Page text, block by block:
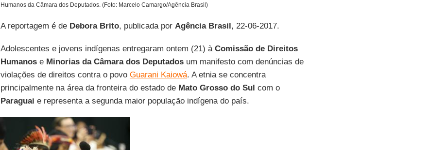
Humanos da Câmara dos Deputados. (Foto: Marcelo Camargo/Agência Brasil)
A reportagem é de Debora Brito, publicada por Agência Brasil, 22-06-2017.
Adolescentes e jovens indígenas entregaram ontem (21) à Comissão de Direitos
Humanose Minorias da Câmara dos Deputadosum manifesto com denúncias de
violações de direitos contra o povo Guarani Kaiowá. A etnia se concentra
principalmente na área da fronteira do estado de Mato Grosso do Sul com o
Paraguai e representa a segunda maior população indígena do país.